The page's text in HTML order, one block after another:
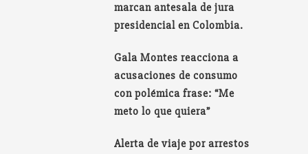
marcan antesala de jura
presidencial en Colombia.
Gala Montes reacciona a
acusaciones de consumo
con polémica frase: “Me
meto lo que quiera”
Alerta de viaje por arrestos